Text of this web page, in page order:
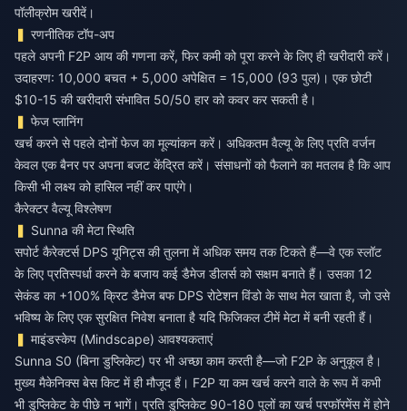
पॉलीक्रोम खरीदें ।
रणनीतिक टॉप-अप
पहले अपनी F2P आय की गणना करें, फिर कमी को पूरा करने के लिए ही खरीदारी करें।
उदाहरण: 10,000 बचत + 5,000 अपेक्षित = 15,000 (93 पुल)। एक छोटी
$10-15 की खरीदारी संभावित 50/50 हार को कवर कर सकती है।
फेज प्लानिंग
खर्च करने से पहले दोनों फेज का मूल्यांकन करें। अधिकतम वैल्यू के लिए प्रति वर्जन
केवल एक बैनर पर अपना बजट केंद्रित करें। संसाधनों को फैलाने का मतलब है कि आप
किसी भी लक्ष्य को हासिल नहीं कर पाएंगे।
कैरेक्टर वैल्यू विश्लेषण
Sunna की मेटा स्थिति
सपोर्ट कैरेक्टर्स DPS यूनिट्स की तुलना में अधिक समय तक टिकते हैं—वे एक स्लॉट
के लिए प्रतिस्पर्धा करने के बजाय कई डैमेज डीलर्स को सक्षम बनाते हैं। उसका 12
सेकंड का +100% क्रिट डैमेज बफ DPS रोटेशन विंडो के साथ मेल खाता है, जो उसे
भविष्य के लिए एक सुरक्षित निवेश बनाता है यदि फिजिकल टीमें मेटा में बनी रहती हैं।
माइंडस्केप (Mindscape) आवश्यकताएं
Sunna S0 (बिना डुप्लिकेट) पर भी अच्छा काम करती है—जो F2P के अनुकूल है।
मुख्य मैकेनिक्स बेस किट में ही मौजूद हैं। F2P या कम खर्च करने वाले के रूप में कभी
भी डुप्लिकेट के पीछे न भागें। प्रति डुप्लिकेट 90-180 पुलों का खर्च परफॉरमेंस में होने